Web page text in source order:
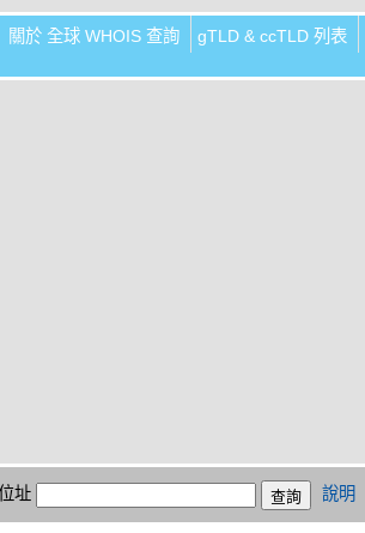
關於 全球 WHOIS 查詢 gTLD & ccTLD 列表
址 說明